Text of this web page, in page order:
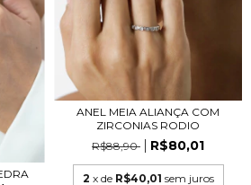
ANEL MEIA ALIANÇA COM
ZIRCONIAS RODIO
R$88,90
R$80,01
2 x de R$40,01 sem juros